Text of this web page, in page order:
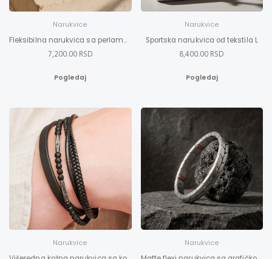
Narukvice
Fleksibilna narukvica sa perlama od tigrovog oka L-Xl
7,200.00 RSD
Pogledaj
Narukvice
Sportska narukvica od tekstila L
8,400.00 RSD
Pogledaj
Narukvice Narukvice